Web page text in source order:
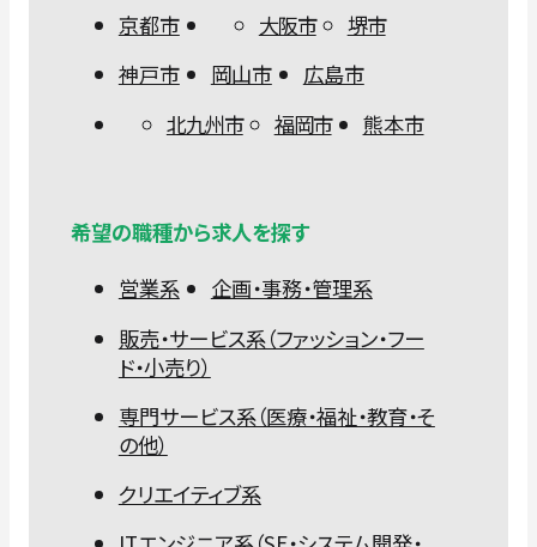
京都市
大阪市
堺市
神戸市
岡山市
広島市
北九州市
福岡市 熊本市
希望の職種から求人を探す
営業系
企画・事務・管理系
販売・サービス系（ファッション・フー
ド・小売り）
専門サービス系（医療・福祉・教育・そ
の他）
クリエイティブ系